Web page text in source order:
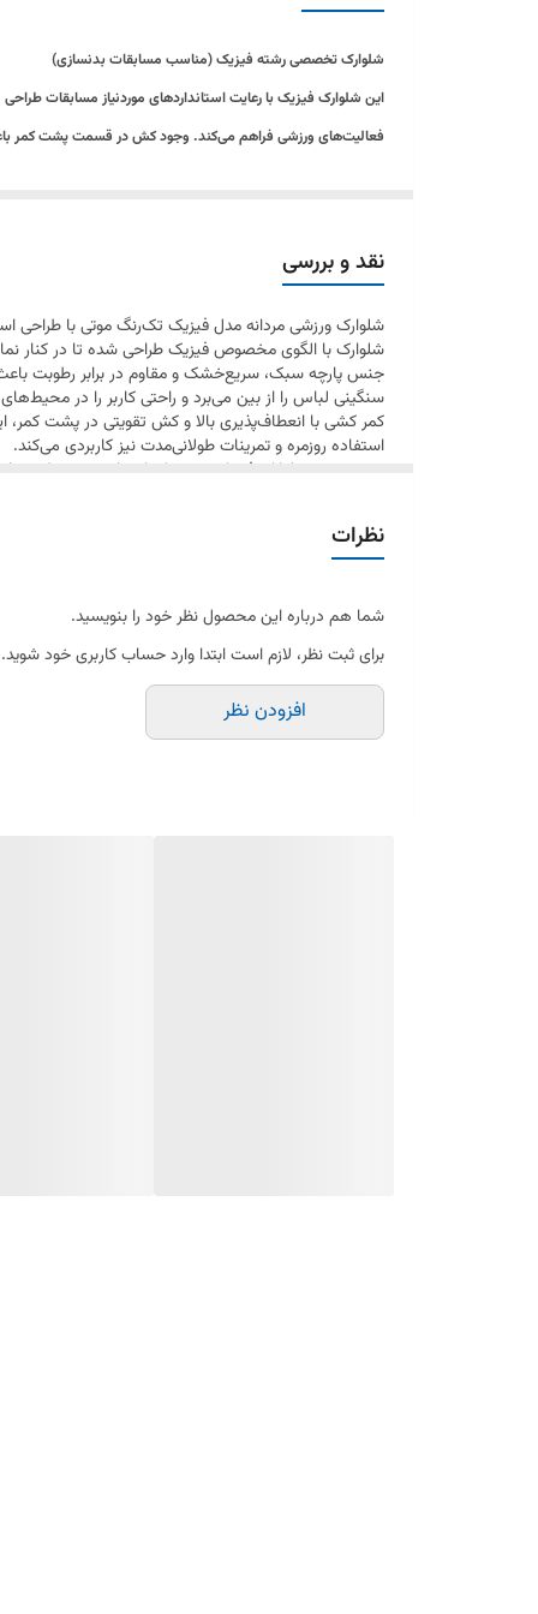
شلوارک تخصصی رشته فیزیک (مناسب مسابقات بدنسازی)
این شلوارک فیزیک با رعایت استانداردهای موردنیاز مسابقات
فعالیت‌های ورزشی فراهم می‌کند. وجود کش در قسمت پشت کمر
طراحی‌شده مطابق استانداردهای مسابقات و صحنه
قد بلند استاندارد تا سر زانو و قواره آزاد
پارچه کشی و طرح چرم براق اعلا
نوار و برش هلالی در کنار پا
نقد و بررسی
شلوارک ورزشی مردانه مدل فیزیک تک‌رنگ موتی با طراحی
شلوارک با الگوی مخصوص فیزیک طراحی شده تا در کنار
جنس پارچه سبک، سریع‌خشک و مقاوم در برابر رطوبت
سنگینی لباس را از بین می‌برد و راحتی کاربر را در
کمر کشی با انعطاف‌پذیری بالا و کش تقویتی در پشت کمر،
استفاده روزمره و تمرینات طولانی‌مدت نیز کاربردی می‌کند.
در مجموع، شلوارک فیزیک موتی یک انتخاب چندمنظوره
نظرات
شما هم درباره این محصول نظر خود را بنویسید.
برای ثبت نظر، لازم است ابتدا وارد حساب کاربری خود شوید.
افزودن نظر